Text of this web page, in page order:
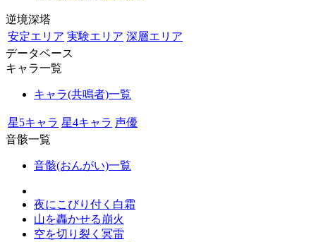
逆境深塔
安定エリア 実験エリア 深層エリア
データベース
キャラ一覧
キャラ(共鳴者)一覧
星5キャラ 星4キャラ 声優
音骸一覧
音骸(おんがい)一覧
夜にこびり付く白霜
山を轟かせる崩火
空を切り裂く冥雷